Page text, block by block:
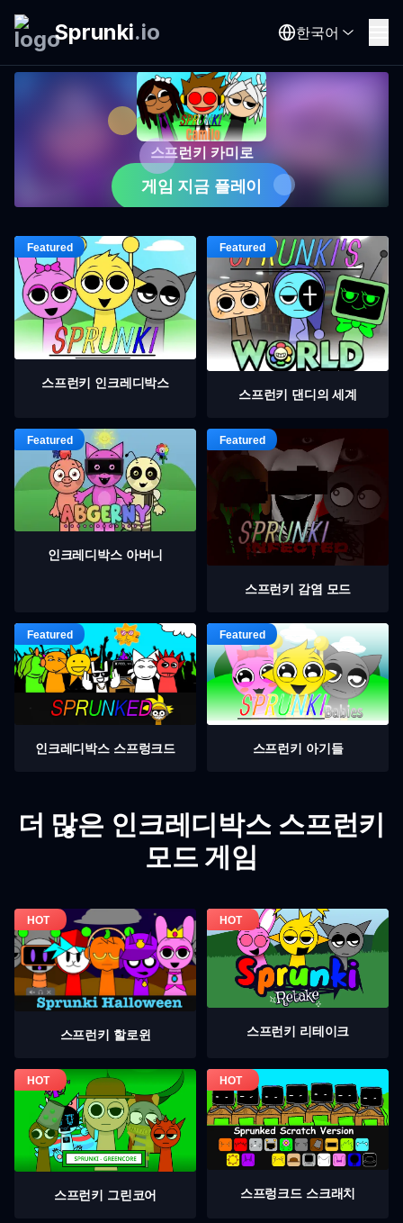
Sprunki.io 한국어
스프런키 카미로
게임 지금 플레이
스프런키 인크레디박스
스프런키 댄디의 세계
인크레디박스 아버니
스프런키 감염 모드
인크레디박스 스프렁크드 스프런키 아기들
더 많은 인크레디박스 스프런키
모드 게임
스프런키 할로윈 스프런키 리테이크
스프런키 그린코어 스프렁크드 스크래치